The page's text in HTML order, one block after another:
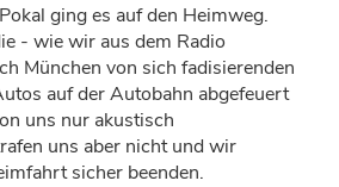
ging es auf den Heimweg.
- wie wir aus dem Radio
München von sich fadisierenden
auf der Autobahn abgefeuert
uns nur akustisch
uns aber nicht und wir
sicher beenden.